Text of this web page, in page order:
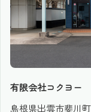
有限会社コクヨー
島根県出雲市斐川